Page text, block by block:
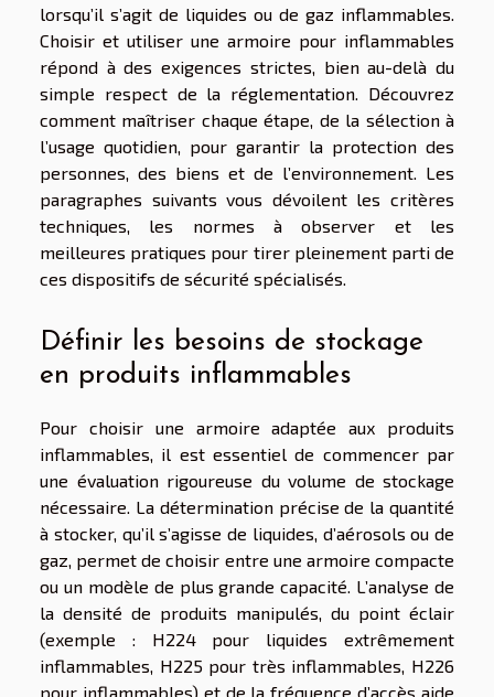
lorsqu’il s’agit de liquides ou de gaz inflammables.
Choisir et utiliser une armoire pour inflammables
répond à des exigences strictes, bien au-delà du
simple respect de la réglementation. Découvrez
comment maîtriser chaque étape, de la sélection à
l’usage quotidien, pour garantir la protection des
personnes, des biens et de l’environnement. Les
paragraphes suivants vous dévoilent les critères
techniques, les normes à observer et les
meilleures pratiques pour tirer pleinement parti de
ces dispositifs de sécurité spécialisés.
Définir les besoins de stockage
en produits inflammables
Pour choisir une armoire adaptée aux produits
inflammables, il est essentiel de commencer par
une évaluation rigoureuse du volume de stockage
nécessaire. La détermination précise de la quantité
à stocker, qu’il s’agisse de liquides, d’aérosols ou de
gaz, permet de choisir entre une armoire compacte
ou un modèle de plus grande capacité. L’analyse de
la densité de produits manipulés, du point éclair
(exemple : H224 pour liquides extrêmement
inflammables, H225 pour très inflammables, H226
pour inflammables) et de la fréquence d’accès aide